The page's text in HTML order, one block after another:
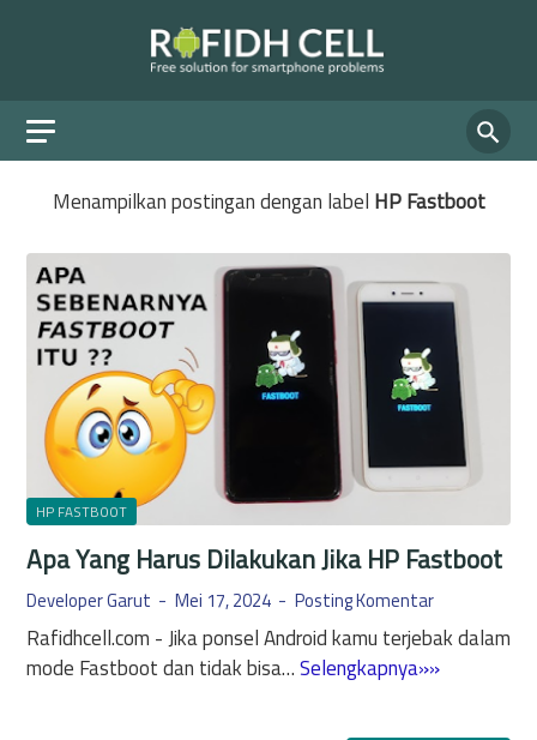
Menampilkan postingan dengan label HP Fastboot
HP FASTBOOT
Apa Yang Harus Dilakukan Jika HP Fastboot
Developer Garut Mei 17, 2024 Posting Komentar
Rafidhcell.com - Jika ponsel Android kamu terjebak dalam
mode Fastboot dan tidak bisa…Selengkapnya»»